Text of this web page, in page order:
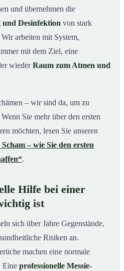
und übernehmen die
Desinfektion von stark
arbeiten mit System,
mit dem Ziel, eine
wiederRaum zum Atmen und
– wir sind da, um zu
Sie mehr über den ersten
möchten, lesen Sie unseren
– wie Sie den ersten
.
Hilfe bei einer
ist
sich über Jahre Gegenstände,
Risiken an.
machen eine normale
Eine professionelle Messie-